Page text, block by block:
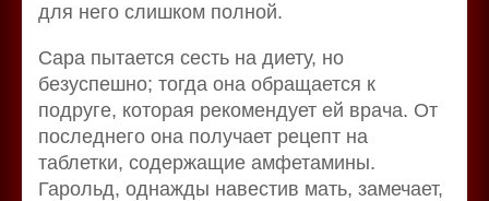
для него слишком полной.
Сара пытается сесть на диету, но
безуспешно; тогда она обращается к
подруге, которая рекомендует ей врача. От
последнего она получает рецепт на
таблетки, содержащие амфетамины.
Гарольд, однажды навестив мать, замечает,